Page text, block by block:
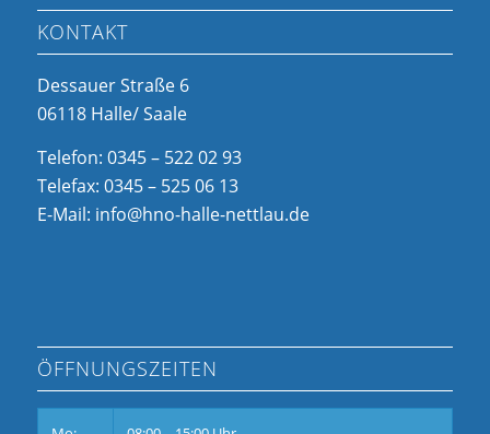
KONTAKT
Dessauer Straße 6
06118 Halle/ Saale
Telefon: 0345 – 522 02 93
Telefax: 0345 – 525 06 13
E-Mail: info@hno-halle-nettlau.de
ÖFFNUNGSZEITEN